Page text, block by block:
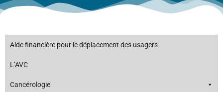
Aide financière pour le déplacement des usagers
L’AVC
Cancérologie